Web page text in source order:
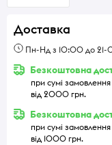
Доставка
Пн-Нд з 10:00 до
Безкоштовна
при сумі
від 2000 грн.
Безкоштовна
при сумі
від 1000 грн.